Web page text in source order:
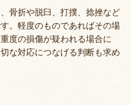
骨折や脱臼、打撲、捻挫など
。軽度のものであればその場
度の損傷が疑われる場合に
な対応につなげる判断も求め